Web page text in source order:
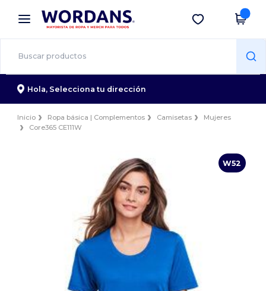
× App de Wordans
¡Mejores precios en app!
Descargar app
Hola, Selecciona tu dirección
Inicio Ropa básica | Complementos Camisetas
Mujeres
Core365 CE111W
W52